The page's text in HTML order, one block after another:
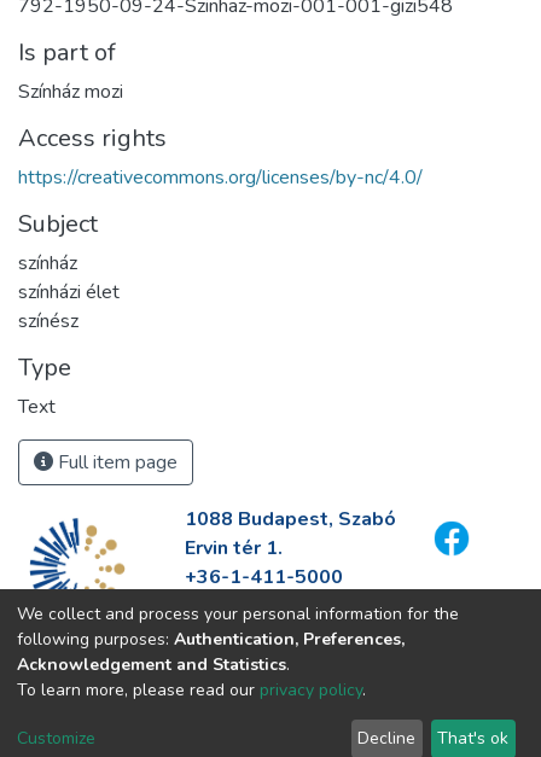
792-1950-09-24-Szinhaz-mozi-001-001-gizi548
Is part of
Színház mozi
Access rights
https://creativecommons.org/licenses/by-nc/4.0/
Subject
színház
színházi élet
színész
Type
Text
Full item page
1088 Budapest, Szabó
Ervin tér 1.
+36-1-411-5000
info@fszek.hu
https://fszek.hu
We collect and process your personal information for the
following purposes: Authentication, Preferences,
Acknowledgement and Statistics.
To learn more, please read our privacy policy.
Customize Decline That's ok